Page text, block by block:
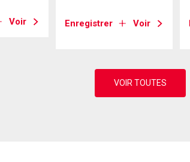
Voir Enregistrer Voir